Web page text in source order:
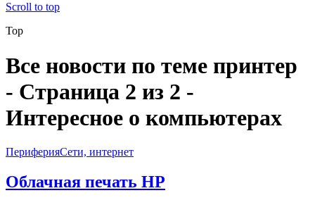
Scroll to top
Top
Все новости по теме принтер
- Страница 2 из 2 -
Интересное о компьютерах
ПериферияСети, интернет
Облачная печать HP